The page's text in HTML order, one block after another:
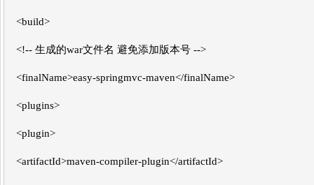
<build>
<!-- 生成的war文件名 避免添加版本号 -->
<finalName>easy-springmvc-maven</finalName>
<plugins>
<plugin>
<artifactId>maven-compiler-plugin</artifactId>